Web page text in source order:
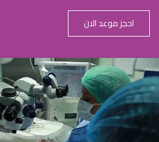
احجز موعد الان